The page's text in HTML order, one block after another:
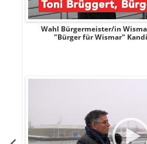
Wahl Bürgermeister/in
"Bürger für Wismar"